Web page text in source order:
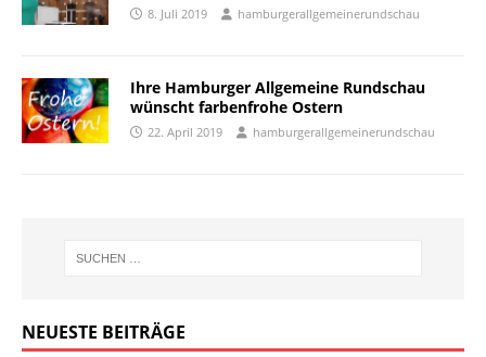
8. Juli 2019 hamburgerallgemeinerundschau
Ihre Hamburger Allgemeine Rundschau
wünscht farbenfrohe Ostern
22. April 2019 hamburgerallgemeinerundschau
NEUESTE BEITRÄGE